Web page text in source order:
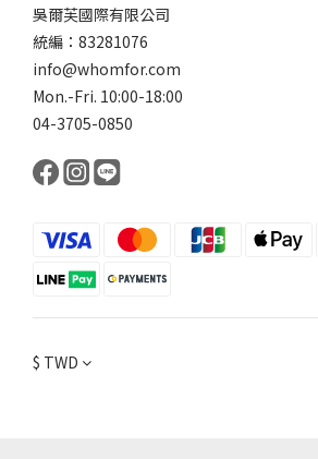
吳爾芙國際有限公司
統編：83281076
info@whomfor.com
Mon.-Fri. 10:00-18:00
04-3705-0850
$ TWD